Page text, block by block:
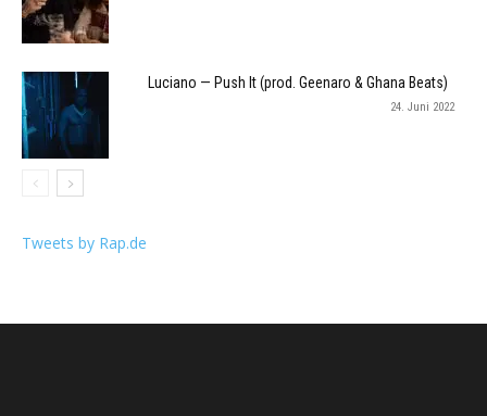
Luciano — Push It (prod. Geenaro & Ghana Beats)
24. Juni 2022
Tweets by Rap.de